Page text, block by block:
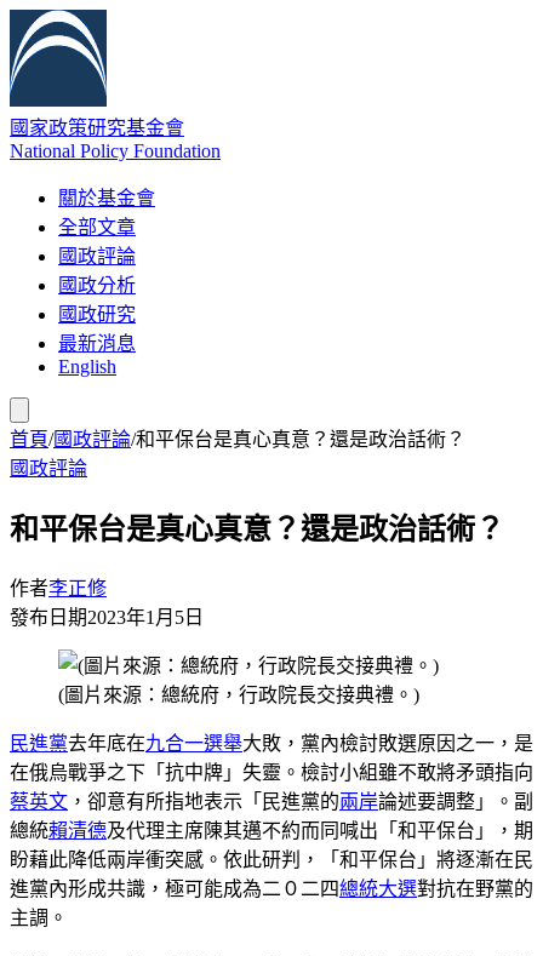
國家政策研究基金會
National Policy Foundation
關於基金會
全部文章
國政評論
國政分析
國政研究
最新消息
English
首頁/國政評論/和平保台是真心真意？還是政治話術？
國政評論
和平保台是真心真意？還是政治話術？
作者李正修
發布日期2023年1月5日
(圖片來源：總統府，行政院長交接典禮。)
民進黨去年底在九合一選舉大敗，黨內檢討敗選原因之一，是
在俄烏戰爭之下「抗中牌」失靈。檢討小組雖不敢將矛頭指向
蔡英文 ，卻意有所指地表示「民進黨的兩岸論述要調整」。副
總統賴清德及代理主席陳其邁不約而同喊出「和平保台」，期
盼藉此降低兩岸衝突感。依此研判，「和平保台」將逐漸在民
進黨內形成共識，極可能成為二０二四總統大選對抗在野黨的
主調。